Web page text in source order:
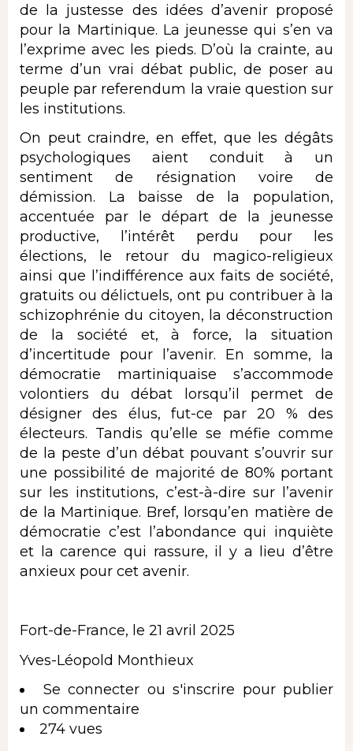
de la justesse des idées d’avenir proposé
pour la Martinique. La jeunesse qui s’en va
l’exprime avec les pieds. D’où la crainte, au
terme d’un vrai débat public, de poser au
peuple par referendum la vraie question sur
les institutions.
On peut craindre, en effet, que les dégâts
psychologiques aient conduit à un
sentiment de résignation voire de
démission. La baisse de la population,
accentuée par le départ de la jeunesse
productive, l’intérêt perdu pour les
élections, le retour du magico-religieux
ainsi que l’indifférence aux faits de société,
gratuits ou délictuels, ont pu contribuer à la
schizophrénie du citoyen, la déconstruction
de la société et, à force, la situation
d’incertitude pour l’avenir. En somme, la
démocratie martiniquaise s’accommode
volontiers du débat lorsqu’il permet de
désigner des élus, fut-ce par 20 % des
électeurs. Tandis qu’elle se méfie comme
de la peste d’un débat pouvant s’ouvrir sur
une possibilité de majorité de 80% portant
sur les institutions, c’est-à-dire sur l’avenir
de la Martinique. Bref, lorsqu’en matière de
démocratie c’est l’abondance qui inquiète
et la carence qui rassure, il y a lieu d’être
anxieux pour cet avenir.
Fort-de-France, le 21 avril 2025
Yves-Léopold Monthieux
Se connecter ou s'inscrire pour publier
un commentaire
274 vues